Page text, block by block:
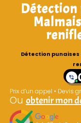
Détection
Détection
Prix d’un appel • Devis
Ou obtenir mon